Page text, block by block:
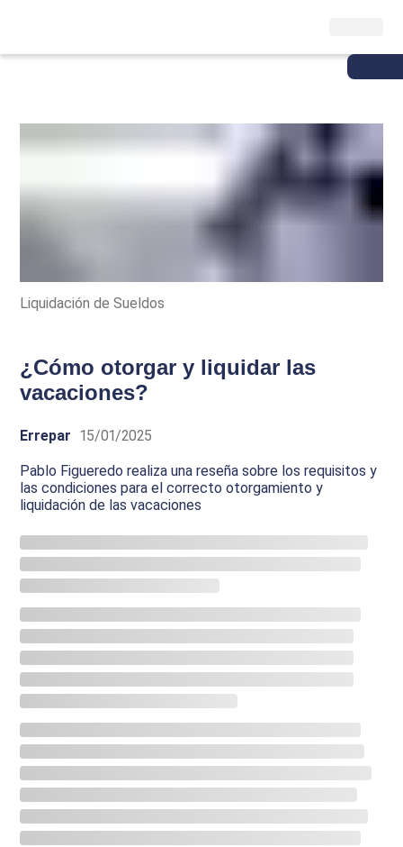
Liquidación de Sueldos
¿Cómo otorgar y liquidar las
vacaciones?
Errepar 15/01/2025
Pablo Figueredo realiza una reseña sobre los requisitos y
las condiciones para el correcto otorgamiento y
liquidación de las vacaciones